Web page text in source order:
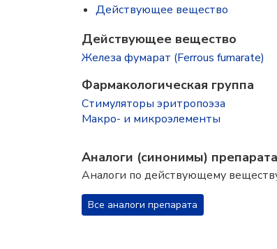
Действующее вещество
Действующее вещество
Железа фумарат (Ferrous fumarate)
Фармакологическая группа
Стимуляторы эритропоэза
Макро- и микроэлементы
Аналоги (синонимы)
Аналоги по действующему
Все аналоги препарата